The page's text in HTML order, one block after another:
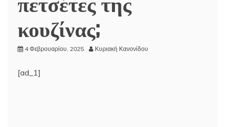
κουζίνας;
4 Φεβρουαρίου, 2025 Κυριακή Κανονίδου
[ad_1]